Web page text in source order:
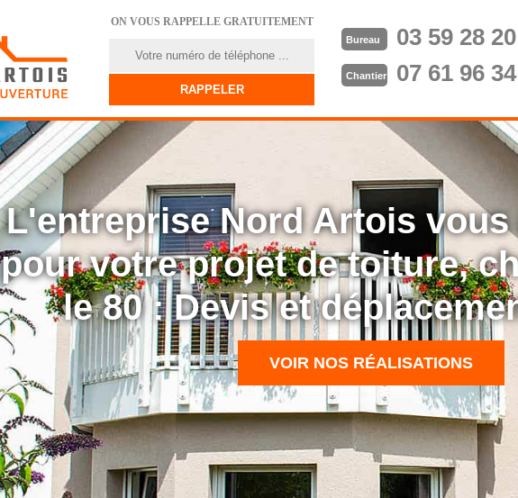
ON VOUS RAPPELLE GRATUITEMENT
Bureau 03 59 28
Chantier 07 61 96
L'entreprise Nord Artois vous
pour votre projet de toiture,
le 80 : Devis et
VOIR NOS RÉALISATIONS